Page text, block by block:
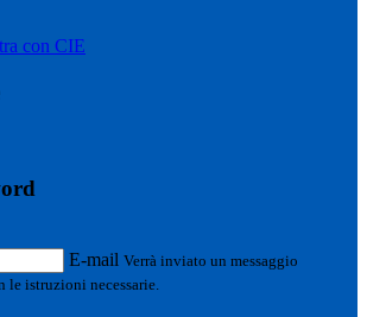
con CIE
E-mail Verrà inviato un messaggio
istruzioni necessarie.